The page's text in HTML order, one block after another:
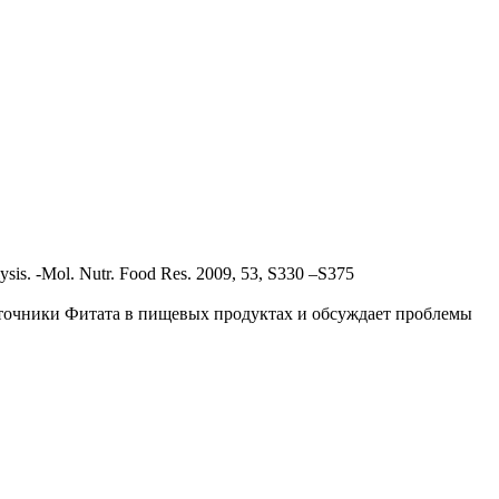
-Mol. Nutr. Food Res. 2009, 53, S330 –S375
Фитата в пищевых продуктах и обсуждает проблемы